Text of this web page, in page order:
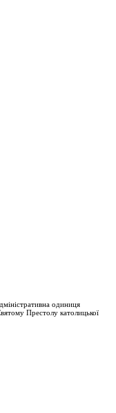
одиниця
Престолу католицької